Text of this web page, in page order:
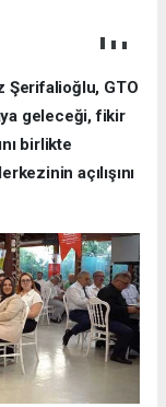
Şerifalioğlu, GTO
geleceği, fikir
birlikte
açılışını